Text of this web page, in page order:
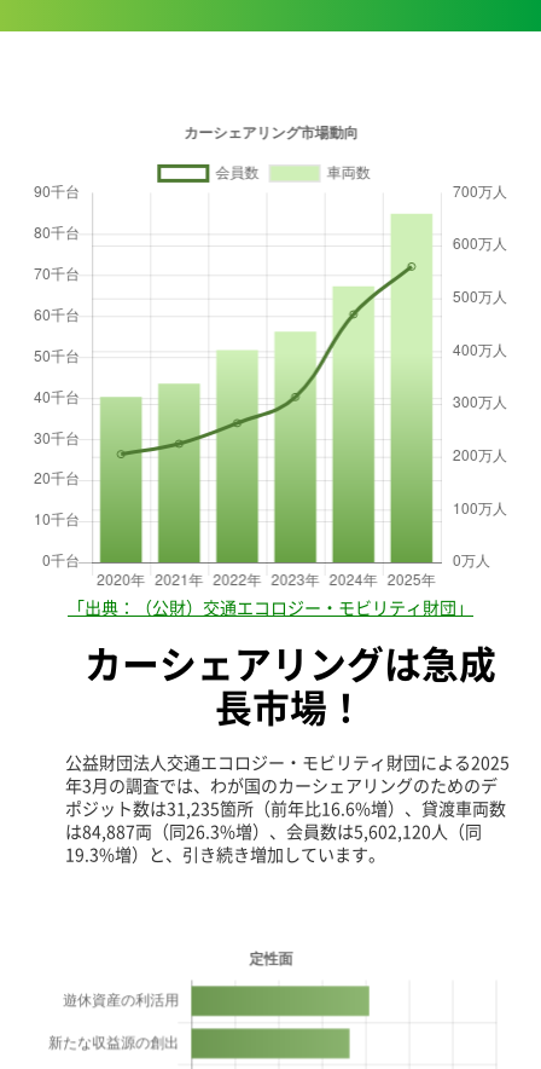
出典：（公財）交通エコロジー・モビリティ財団
カーシェアリングは急成
長市場！
公益財団法人交通エコロジー・モビリティ財団による2025
年3月の調査では、わが国のカーシェアリングのためのデ
ポジット数は31,235箇所（前年比16.6%増）、貸渡車両数
は84,887両（同26.3%増）、会員数は5,602,120人（同
19.3%増）と、引き続き増加しています。